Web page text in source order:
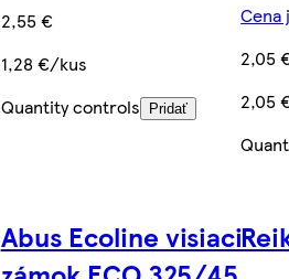
2,55 €
1,28 €/kus
Quantity controls
Pridať
Cena
2,05
2,05
Abus Ecoline visiaci